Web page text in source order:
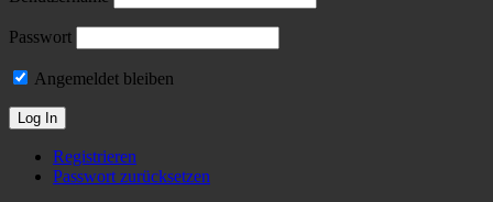
Passwort
Angemeldet bleiben
Registrieren
Passwort zurücksetzen